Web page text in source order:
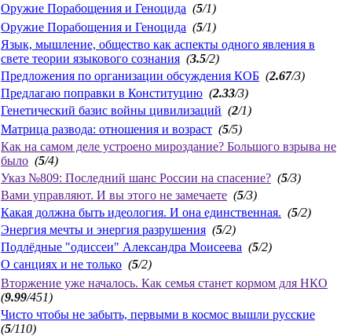
Оружие Порабощения и Геноцида (5/1)
Оружие Порабощения и Геноцида (5/1)
Язык, мышление, общество как аспекты одного явления в
свете теории языкового сознания (3.5/2)
Предложения по организации обсуждения КОБ (2.67/3)
Предлагаю поправки в Конституцию (2.33/3)
Генетический базис войны цивилизаций (2/1)
Матрица развода: отношения и возраст (5/5)
Как на самом деле устроено мироздание? Большого взрыва не
было (5/4)
Указ №809: Последний шанс России на спасение? (5/3)
Вами управляют. И вы этого не замечаете (5/3)
Какая должна быть идеология. И она единственная. (5/2)
Энергия мечты и энергия разрушения (5/2)
Подлёдные "одиссеи" Александра Моисеева (5/2)
О санциях и не только (5/2)
Вторжение уже началось. Как семья станет кормом для НКО
(9.99/451)
Чисто чтобы не забыть, первыми в космос вышли русские
(5/110)